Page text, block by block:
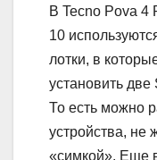
В Tecno Pova 4
10
лотки, в
установить две
То есть можно
устройства, не
«симкой». Еще